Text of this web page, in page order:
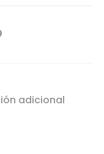
adicional